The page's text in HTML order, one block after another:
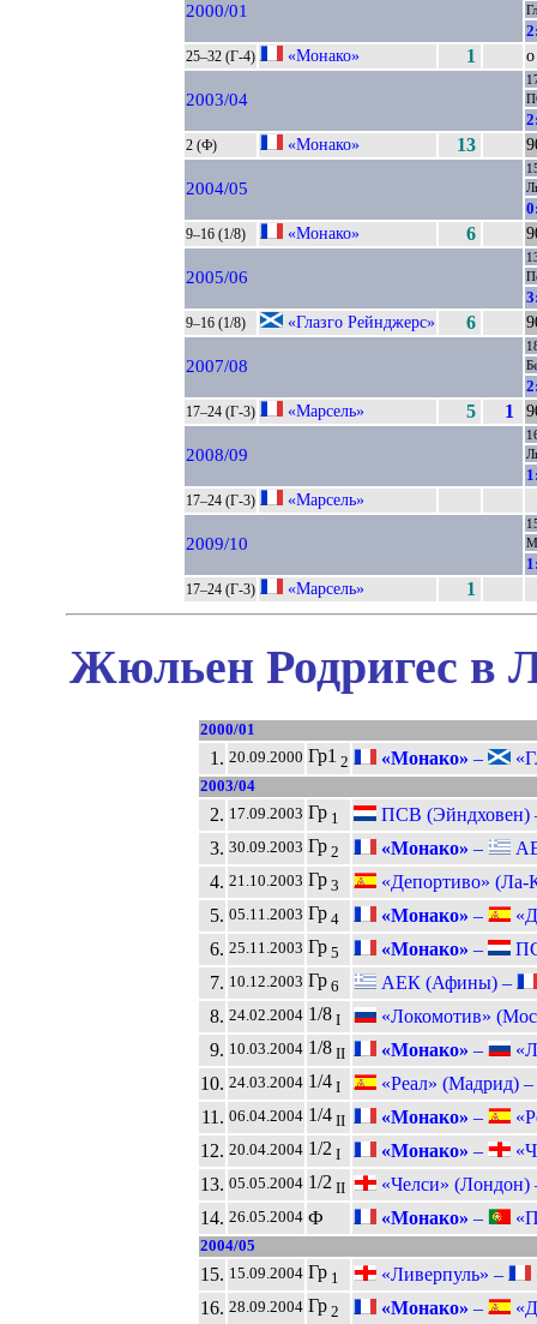
2000/01
25–32 (Г-4) «Монако» 1 о
2003/04
2 (Ф) «Монако» 13
2004/05
9–16 (1/8) «Монако» 6
2005/06
9–16 (1/8) «Глазго Рейнджерс» 6
2007/08
17–24 (Г-3) «Марсель» 5 1
2008/09
17–24 (Г-3) «Марсель»
2009/10
17–24 (Г-3) «Марсель» 1
Жюльен Родригес в
2000/01
1. 20.09.2000 Гр1 2 «Монако» –
2003/04
2. 17.09.2003 Гр1
ПСВ (Эйндховен)
3. 30.09.2003 Гр2 «Монако» –
4. 21.10.2003 Гр3
«Депортиво» (Ла-
5. 05.11.2003 Гр4 «Монако» –
6. 25.11.2003 Гр5 «Монако» –
7. 10.12.2003 Гр6
АЕК (Афины) –
8. 24.02.2004 1/8I
«Локомотив»
9. 10.03.2004 1/8II «Монако» –
10. 24.03.2004 1/4I
«Реал» (Мадрид) –
11. 06.04.2004 1/4II «Монако» –
12. 20.04.2004 1/2I «Монако» –
13. 05.05.2004 1/2II
«Челси» (Лондон)
14. 26.05.2004 Ф «Монако» –
2004/05
15. 15.09.2004 Гр1 «Ливерпуль» –
16. 28.09.2004 Гр2 «Монако» –